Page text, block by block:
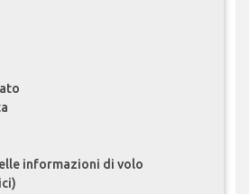
informazioni di volo